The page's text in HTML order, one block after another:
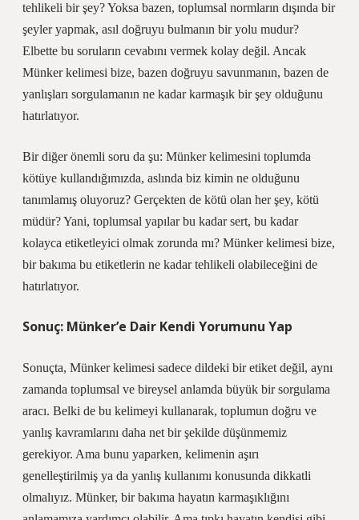
tehlikeli bir şey? Yoksa bazen, toplumsal normların dışında bir
şeyler yapmak, asıl doğruyu bulmanın bir yolu mudur?
Elbette bu soruların cevabını vermek kolay değil. Ancak
Münker kelimesi bize, bazen doğruyu savunmanın, bazen de
yanlışları sorgulamanın ne kadar karmaşık bir şey olduğunu
hatırlatıyor.
Bir diğer önemli soru da şu: Münker kelimesini toplumda
kötüye kullandığımızda, aslında biz kimin ne olduğunu
tanımlamış oluyoruz? Gerçekten de kötü olan her şey, kötü
müdür? Yani, toplumsal yapılar bu kadar sert, bu kadar
kolayca etiketleyici olmak zorunda mı? Münker kelimesi bize,
bir bakıma bu etiketlerin ne kadar tehlikeli olabileceğini de
hatırlatıyor.
Sonuç: Münker’e Dair Kendi Yorumunu Yap
Sonuçta, Münker kelimesi sadece dildeki bir etiket değil, aynı
zamanda toplumsal ve bireysel anlamda büyük bir sorgulama
aracı. Belki de bu kelimeyi kullanarak, toplumun doğru ve
yanlış kavramlarını daha net bir şekilde düşünmemiz
gerekiyor. Ama bunu yaparken, kelimenin aşırı
genelleştirilmiş ya da yanlış kullanımı konusunda dikkatli
olmalıyız. Münker, bir bakıma hayatın karmaşıklığını